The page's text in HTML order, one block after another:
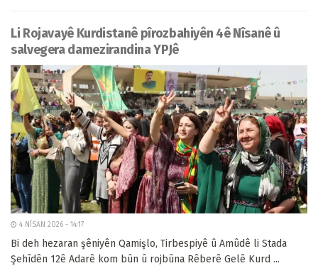
Li Rojavayê Kurdistanê pîrozbahiyên 4ê Nîsanê û
salvegera damezirandina YPJê
4 NÎSAN 2026 - 14:17
Bi deh hezaran şêniyên Qamişlo, Tirbespiyê û Amûdê li Stada
Şehîdên 12ê Adarê kom bûn û rojbûna Rêberê Gelê Kurd ...